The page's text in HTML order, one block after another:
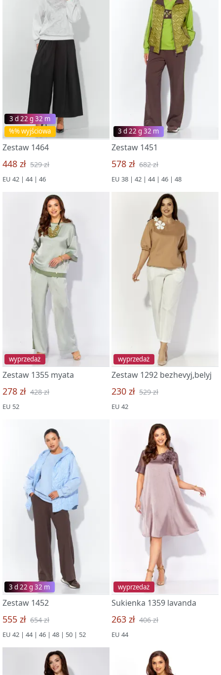
%% wyjściowa
3 d 22 g 32 m
Zestaw 1464
448 zł 529 zł
EU 42 | 44 | 46
3 d 22 g 32 m
Zestaw 1451
578 zł 682 zł
EU 38 | 42 | 44 | 46 | 48
wyprzedaż
Zestaw 1355 myata
278 zł 428 zł
EU 52
wyprzedaż
Zestaw 1292 bezhevyj,belyj
230 zł 529 zł
EU 42
3 d 22 g 32 m
Zestaw 1452
555 zł 654 zł
EU 42 | 44 | 46 | 48 | 50 | 52
wyprzedaż
Sukienka 1359 lavanda
263 zł 406 zł
EU 44